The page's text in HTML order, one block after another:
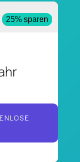
25% sparen